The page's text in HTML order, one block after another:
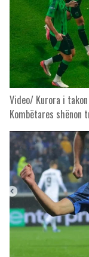
Video/ Kurora i
Kombëtares shënon